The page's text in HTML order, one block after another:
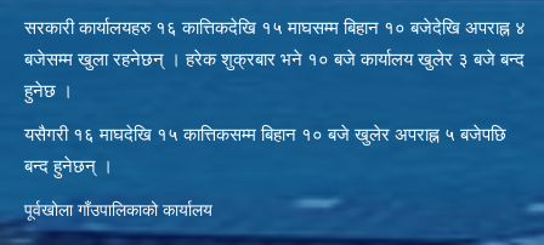
सरकारी कार्यालयहरु १६ कात्तिकदेखि १५ माघसम्म बिहान १० बजेदेखि अपराह्न ४
बजेसम्म खुला रहनेछन् । हरेक शुक्रबार भने १० बजे कार्यालय खुलेर ३ बजे बन्द
हुनेछ ।
यसैगरी १६ माघदेखि १५ कात्तिकसम्म बिहान १० बजे खुलेर अपराह्न ५ बजेपछि
बन्द हुनेछन् ।
पूर्वखोला गाँउपालिकाको कार्यालय